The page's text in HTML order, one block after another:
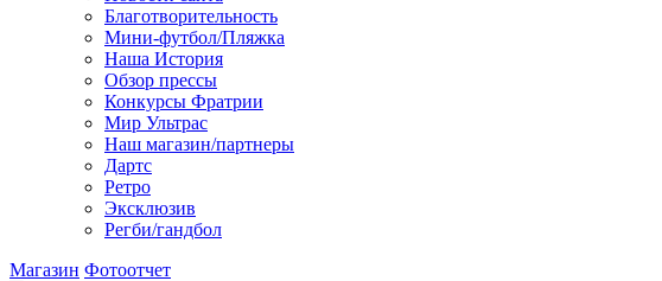
Благотворительность
Мини-футбол/Пляжка
Наша История
Обзор прессы
Конкурсы Фратрии
Мир Ультрас
Наш магазин/партнеры
Дартс
Ретро
Эксклюзив
Регби/гандбол
Магазин Фотоотчет